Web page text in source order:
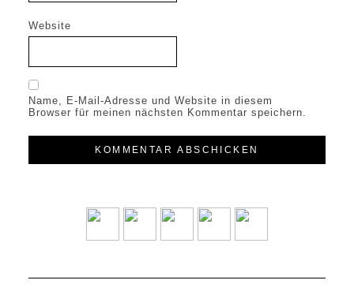
Website
Name, E-Mail-Adresse und Website in diesem
Browser für meinen nächsten Kommentar speichern.